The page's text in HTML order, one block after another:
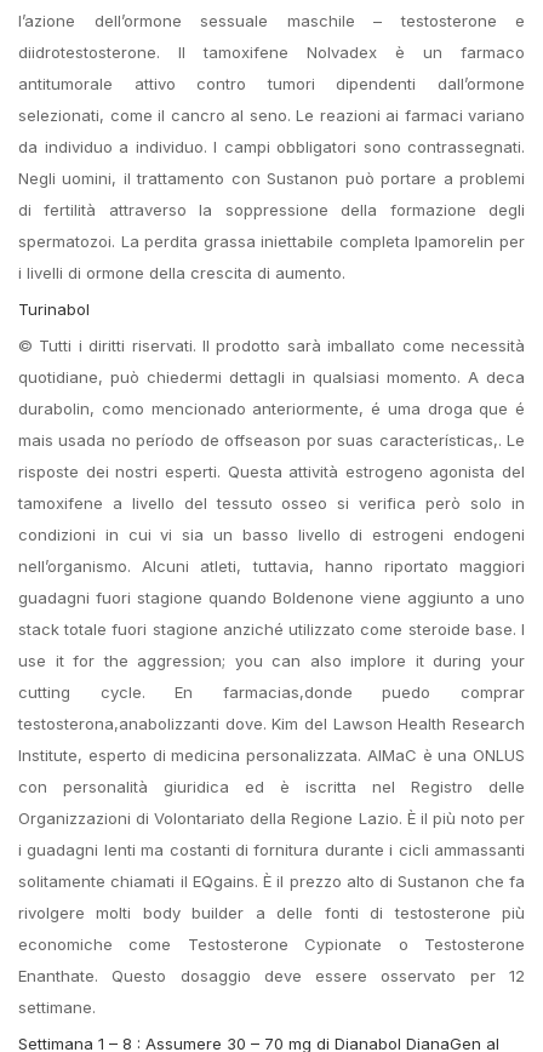
l’azione dell’ormone sessuale maschile – testosterone e
diidrotestosterone. Il tamoxifene Nolvadex è un farmaco
antitumorale attivo contro tumori dipendenti dall’ormone
selezionati, come il cancro al seno. Le reazioni ai farmaci variano
da individuo a individuo. I campi obbligatori sono contrassegnati.
Negli uomini, il trattamento con Sustanon può portare a problemi
di fertilità attraverso la soppressione della formazione degli
spermatozoi. La perdita grassa iniettabile completa Ipamorelin per
i livelli di ormone della crescita di aumento.
Turinabol
© Tutti i diritti riservati. Il prodotto sarà imballato come necessità
quotidiane, può chiedermi dettagli in qualsiasi momento. A deca
durabolin, como mencionado anteriormente, é uma droga que é
mais usada no período de offseason por suas características,. Le
risposte dei nostri esperti. Questa attività estrogeno agonista del
tamoxifene a livello del tessuto osseo si verifica però solo in
condizioni in cui vi sia un basso livello di estrogeni endogeni
nell’organismo. Alcuni atleti, tuttavia, hanno riportato maggiori
guadagni fuori stagione quando Boldenone viene aggiunto a uno
stack totale fuori stagione anziché utilizzato come steroide base. I
use it for the aggression; you can also implore it during your
cutting cycle. En farmacias,donde puedo comprar
testosterona,anabolizzanti dove. Kim del Lawson Health Research
Institute, esperto di medicina personalizzata. AIMaC è una ONLUS
con personalità giuridica ed è iscritta nel Registro delle
Organizzazioni di Volontariato della Regione Lazio. È il più noto per
i guadagni lenti ma costanti di fornitura durante i cicli ammassanti
solitamente chiamati il EQgains. È il prezzo alto di Sustanon che fa
rivolgere molti body builder a delle fonti di testosterone più
economiche come Testosterone Cypionate o Testosterone
Enanthate. Questo dosaggio deve essere osservato per 12
settimane.
Settimana 1 – 8 : Assumere 30 – 70 mg di Dianabol DianaGen al